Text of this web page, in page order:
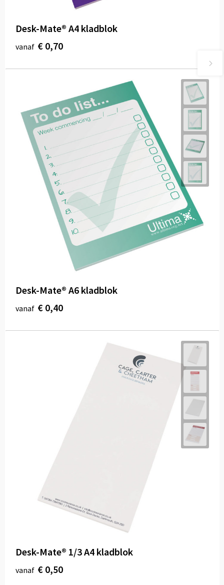
Desk-Mate® A4 kladblok
vanaf € 0,70
Desk-Mate® A6 kladblok
vanaf € 0,40
Desk-Mate® 1/3 A4 kladblok
vanaf € 0,50